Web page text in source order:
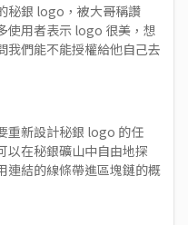
秘銀 logo，被大哥稱讚
使用者表示 logo 很美，想
我們能不能授權給他自己去
重新設計秘銀 logo 的任
以在秘銀礦山中自由地探
連結的線條帶進區塊鏈的概